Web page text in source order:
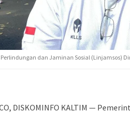
Perlindungan dan Jaminan Sosial (Linjamsos)
DISKOMINFO KALTIM —